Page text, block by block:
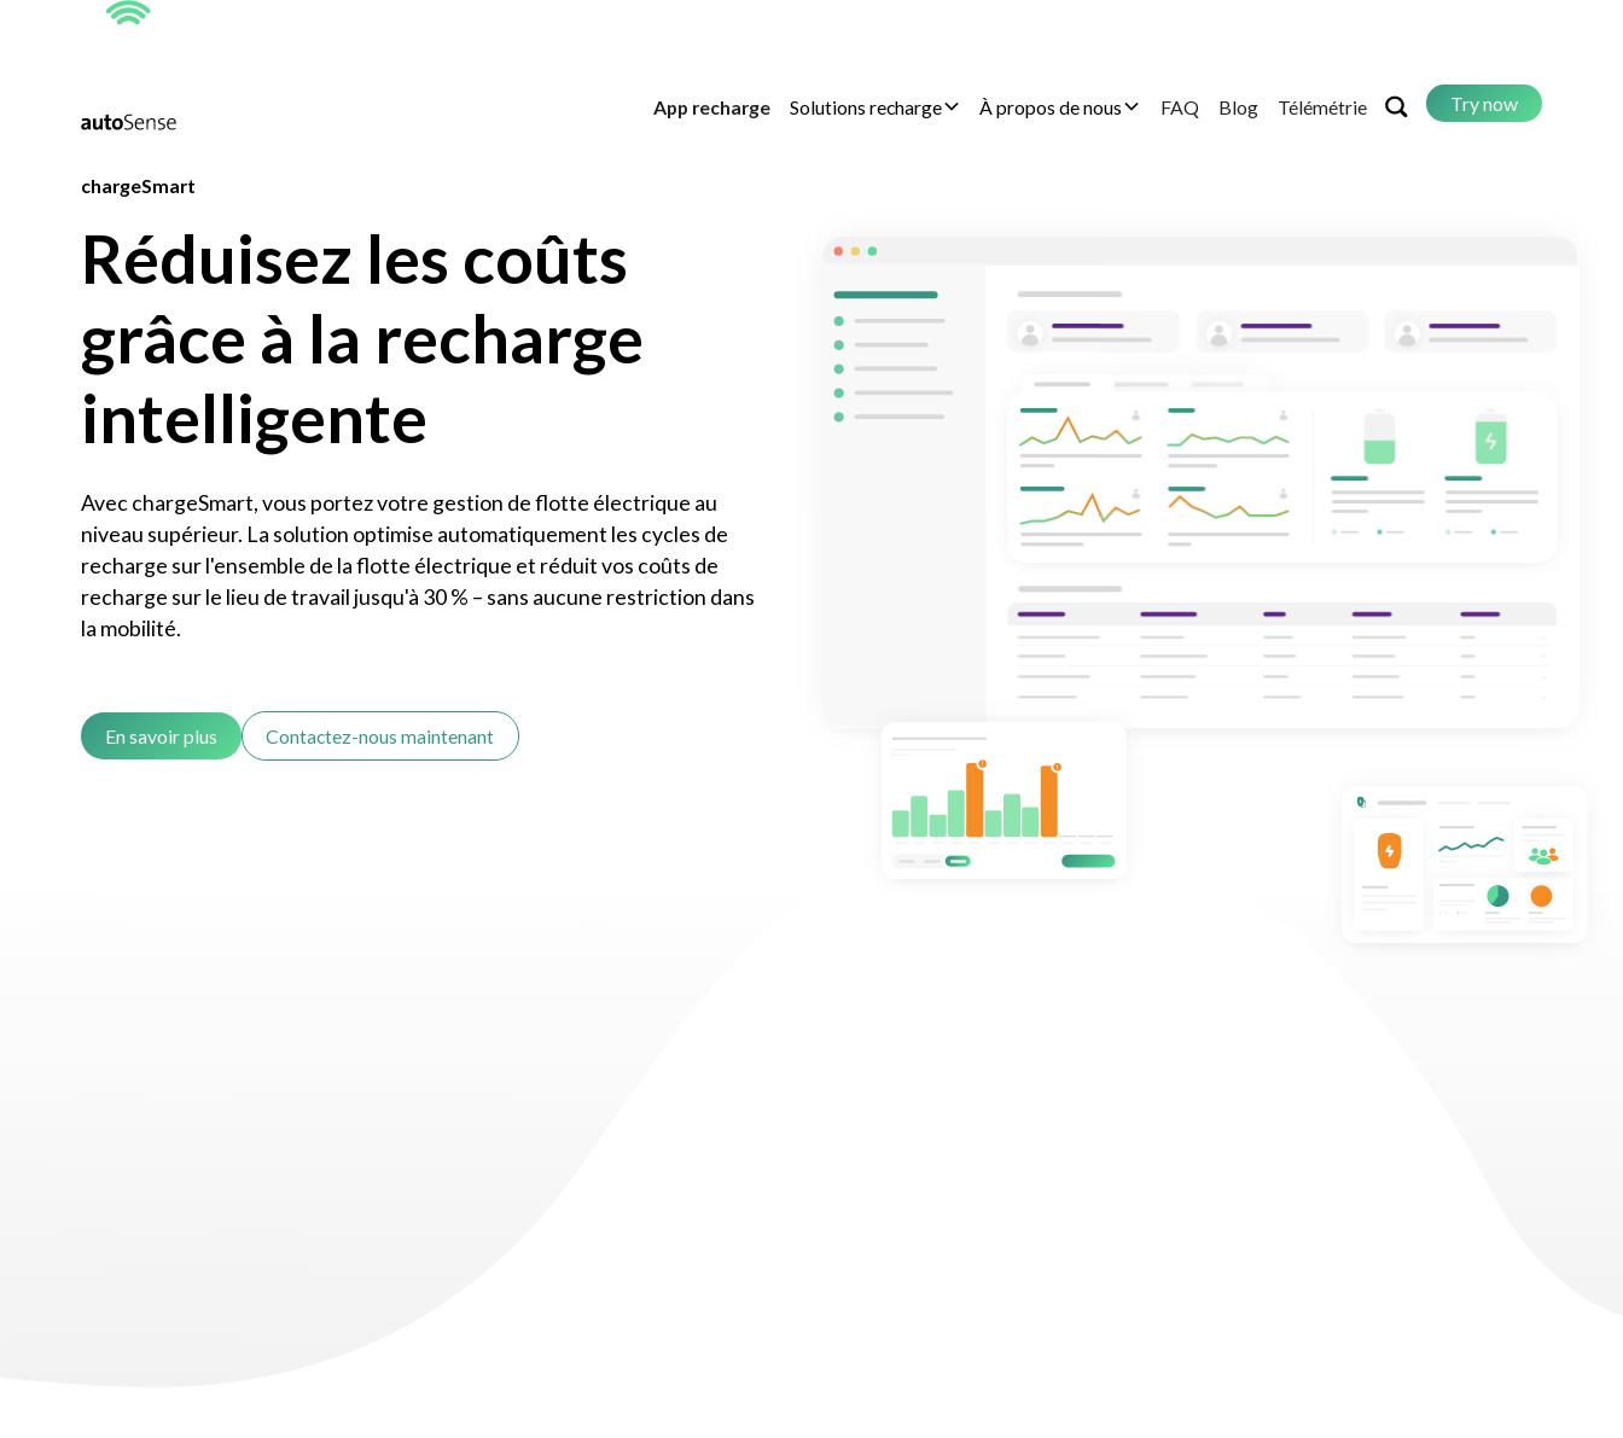
App recharge Solutions recharge À propos de nous FAQ Blog Télémétrie Try now
chargeSmart
Réduisez les coûts
grâce à la recharge
intelligente
Avec chargeSmart, vous portez votre gestion de flotte électrique au
niveau supérieur. La solution optimise automatiquement les cycles de
recharge sur l'ensemble de la flotte électrique et réduit vos coûts de
recharge sur le lieu de travail jusqu'à 30 % – sans aucune restriction dans
la mobilité.
En savoir plus Contactez-nous maintenant